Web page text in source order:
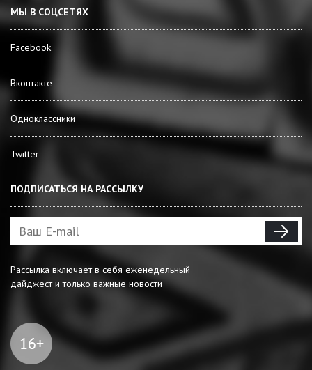
МЫ В СОЦСЕТЯХ
Facebook
Вконтакте
Одноклассники
Twitter
ПОДПИСАТЬСЯ НА РАССЫЛКУ
Рассылка включает в себя еженедельный
дайджест и только важные новости